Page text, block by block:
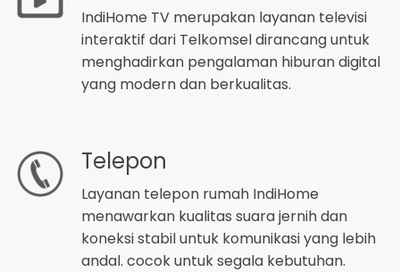
IndiHome TV merupakan layanan televisi
interaktif dari Telkomsel dirancang untuk
menghadirkan pengalaman hiburan digital
yang modern dan berkualitas.
Telepon
Layanan telepon rumah IndiHome
menawarkan kualitas suara jernih dan
koneksi stabil untuk komunikasi yang lebih
andal. cocok untuk segala kebutuhan.